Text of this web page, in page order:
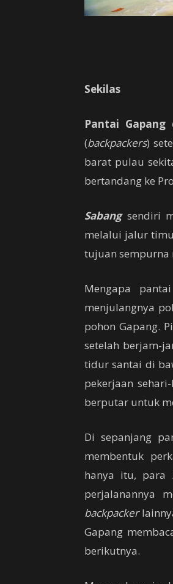
Sekilas
Pantai Gapang
(backpackers)
barat pulau
bertandang ke
Sabangsendiri
melalui jalur
tujuan sempurna
Mengapa
menjulangnya
pohon Gapang.
setelah berjam-
tidur santai di
pekerjaan
berputar untuk
Di sepanjang
membentuk
hanya itu, para
perjalanannya
backpacker
Gapang
berikutnya.